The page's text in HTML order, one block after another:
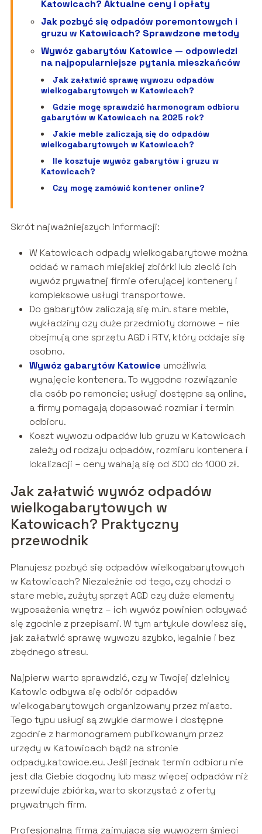
Katowicach? Aktualne ceny i opłaty
Jak pozbyć się odpadów poremontowych i
gruzu w Katowicach? Sprawdzone metody
Wywóz gabarytów Katowice — odpowiedzi
na najpopularniejsze pytania mieszkańców
Jak załatwić sprawę wywozu odpadów
wielkogabarytowych w Katowicach?
Gdzie mogę sprawdzić harmonogram odbioru
gabarytów w Katowicach na 2025 rok?
Jakie meble zaliczają się do odpadów
wielkogabarytowych w Katowicach?
Ile kosztuje wywóz gabarytów i gruzu w
Katowicach?
Czy mogę zamówić kontener online?
Skrót najważniejszych informacji:
W Katowicach odpady wielkogabarytowe można
oddać w ramach miejskiej zbiórki lub zlecić ich
wywóz prywatnej firmie oferującej kontenery i
kompleksowe usługi transportowe.
Do gabarytów zaliczają się m.in. stare meble,
wykładziny czy duże przedmioty domowe – nie
obejmują one sprzętu AGD i RTV, który oddaje się
osobno.
Wywóz gabarytów Katowice umożliwia
wynajęcie kontenera. To wygodne rozwiązanie
dla osób po remoncie; usługi dostępne są online,
a firmy pomagają dopasować rozmiar i termin
odbioru.
Koszt wywozu odpadów lub gruzu w Katowicach
zależy od rodzaju odpadów, rozmiaru kontenera i
lokalizacji – ceny wahają się od 300 do 1000 zł.
Jak załatwić wywóz odpadów
wielkogabarytowych w
Katowicach? Praktyczny
przewodnik
Planujesz pozbyć się odpadów wielkogabarytowych
w Katowicach? Niezależnie od tego, czy chodzi o
stare meble, zużyty sprzęt AGD czy duże elementy
wyposażenia wnętrz – ich wywóz powinien odbywać
się zgodnie z przepisami. W tym artykule dowiesz się,
jak załatwić sprawę wywozu szybko, legalnie i bez
zbędnego stresu.
Najpierw warto sprawdzić, czy w Twojej dzielnicy
Katowic odbywa się odbiór odpadów
wielkogabarytowych organizowany przez miasto.
Tego typu usługi są zwykle darmowe i dostępne
zgodnie z harmonogramem publikowanym przez
urzędy w Katowicach bądź na stronie
odpady.katowice.eu. Jeśli jednak termin odbioru nie
jest dla Ciebie dogodny lub masz więcej odpadów niż
przewiduje zbiórka, warto skorzystać z oferty
prywatnych firm.
Profesjonalna firma zajmująca się wywozem śmieci